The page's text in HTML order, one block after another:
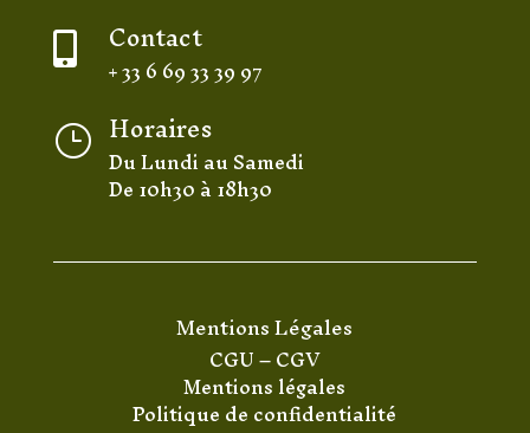
 Contact
+ 33 6 69 33 39 97
} Horaires
Du Lundi au Samedi
De 10h30 à 18h30
Mentions Légales
CGU–CGV
Mentions légales
Politique de confidentialité